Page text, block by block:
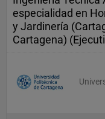
especialidad en
y Jardinería
Cartagena)